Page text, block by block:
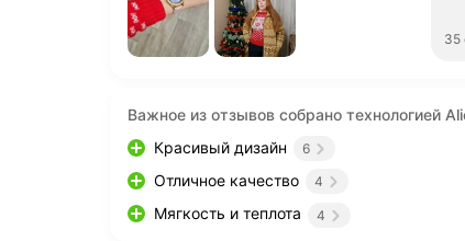
35
Важное из отзывов собрано технологией
Красивый дизайн
6
Отличное качество 4
Мягкость и теплота 4